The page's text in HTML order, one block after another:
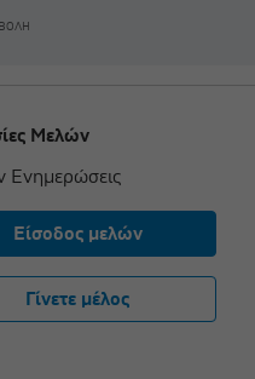
Μελών
Ενημερώσεις
Είσοδος μελών
Γίνετε μέλος